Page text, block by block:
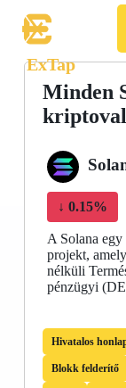
ExTap
Minden
↓ 0.15%
A Solana
projekt,
nélküli
pénzügyi
Hivatalos
Blokk felderítő